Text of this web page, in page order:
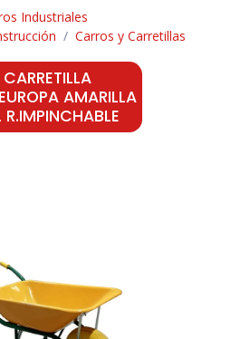
Industriales
Carros y Carretillas
CARRETILLA
AMARILLA
R.IMPINCHABLE